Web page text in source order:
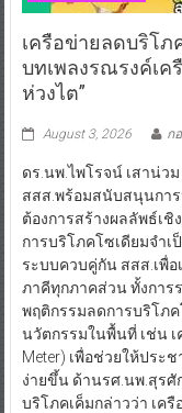
เครือข่ายลดบริโภ
บทเพลงรณรงค์เค
ห่วงไต”
August 3, 2026 ก
ดร.นพ.ไพโรจน์ เสาน่ว
สสส.พร้อมสนับสนุนกา
ต้องการสร้างผลลัพธ์เ
การบริโภคโซเดียมจำเ
ระบบควบคู่กัน สสส.เพื่อ
ภาคีทุกภาคส่วน ทั้งกา
พฤติกรรมลดการบริโภ
นวัตกรรมในพื้นที่ เช่น เ
Meter) เพื่อช่วยให้ประ
ง่ายขึ้น ด้านรศ.นพ.สุรศั
บริโภคเค็มกล่าวว่า เค